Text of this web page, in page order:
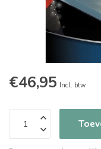
€46,95 Incl. btw